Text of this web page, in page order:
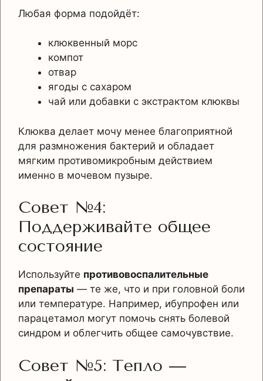
Любая форма подойдёт:
клюквенный морс
компот
отвар
ягоды с сахаром
чай или добавки с экстрактом клюквы
Клюква делает мочу менее благоприятной
для размножения бактерий и обладает
мягким противомикробным действием
именно в мочевом пузыре.
Совет №4:
Поддерживайте общее
состояние
Используйте противовоспалительные
препараты — те же, что и при головной боли
или температуре. Например, ибупрофен или
парацетамол могут помочь снять болевой
синдром и облегчить общее самочувствие.
Совет №5: Тепло —